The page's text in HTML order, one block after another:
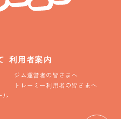
ル
利用者案内
ジム運営者の皆さまへ
トレーミー利用者の皆さまへ